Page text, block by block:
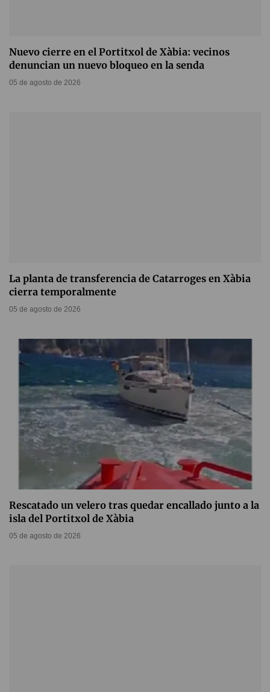
Nuevo cierre en el Portitxol de Xàbia: vecinos
denuncian un nuevo bloqueo en la senda
05 de agosto de 2026
La planta de transferencia de Catarroges en Xàbia
cierra temporalmente
05 de agosto de 2026
Rescatado un velero tras quedar encallado junto a la
isla del Portitxol de Xàbia
05 de agosto de 2026